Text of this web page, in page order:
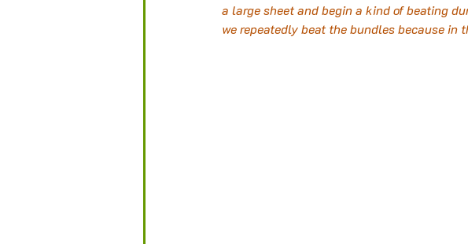
a large sheet and begin a kind of beating
we repeatedly beat the bundles because